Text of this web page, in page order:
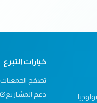
خيارات التبرع
تصفح الجمعيات
دعم المشاريع